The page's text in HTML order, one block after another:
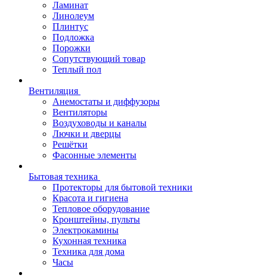
Ламинат
Линолеум
Плинтус
Подложка
Порожки
Сопутствующий товар
Теплый пол
Вентиляция
Анемостаты и диффузоры
Вентиляторы
Воздуховоды и каналы
Лючки и дверцы
Решётки
Фасонные элементы
Бытовая техника
Протекторы для бытовой техники
Красота и гигиена
Тепловое оборудование
Кронштейны, пульты
Электрокамины
Кухонная техника
Техника для дома
Часы